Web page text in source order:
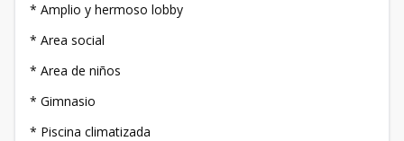
* Amplio y hermoso lobby
* Area social
* Area de niños
* Gimnasio
* Piscina climatizada